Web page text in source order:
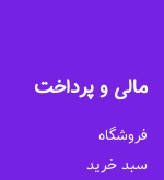
مالی و پرداخت
فروشگاه
سبد خرید